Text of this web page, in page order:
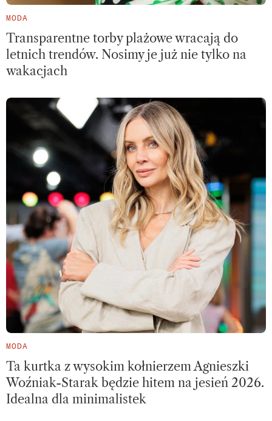
MODA
Transparentne torby plażowe wracają do
letnich trendów. Nosimy je już nie tylko na
wakacjach
MODA
Ta kurtka z wysokim kołnierzem Agnieszki
Woźniak-Starak będzie hitem na jesień 2026.
Idealna dla minimalistek